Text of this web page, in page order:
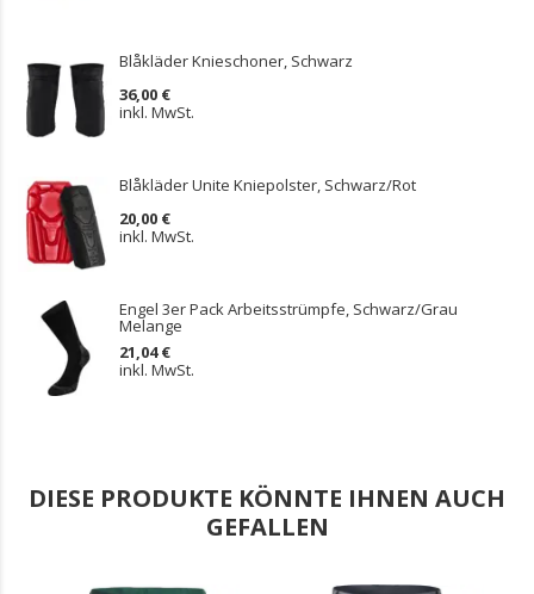
Blåkläder Knieschoner, Schwarz
36,00 €
inkl. MwSt.
Blåkläder Unite Kniepolster, Schwarz/Rot
20,00 €
inkl. MwSt.
Engel 3er Pack Arbeitsstrümpfe, Schwarz/Grau
Melange
21,04 €
inkl. MwSt.
DIESE PRODUKTE KÖNNTE IHNEN AUCH
GEFALLEN